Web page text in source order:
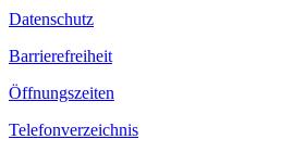
Datenschutz
Barrierefreiheit
Öffnungszeiten
Telefonverzeichnis